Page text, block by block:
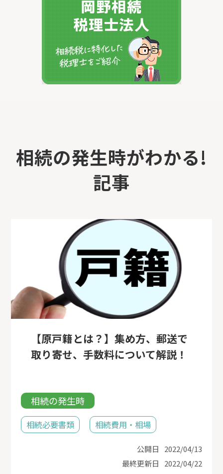
相続の発生時がわかる!
記事
【原戸籍とは？】集め方、郵送で
取り寄せ、手数料について解説！
相続の発生時
相続必要書類 相続費用・相場
公開日
2022/04/13
最終更新日
2022/04/22